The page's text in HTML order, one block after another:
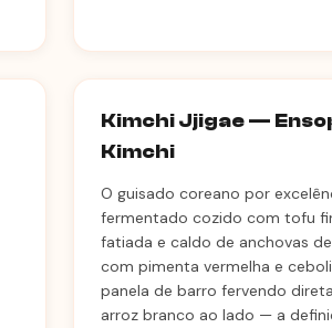
Kimchi Jjigae —
Kimchi
O guisado coreano por
fermentado cozido com tofu
fatiada e caldo de anchovas
com pimenta vermelha e
panela de barro fervendo
arroz branco ao lado — a